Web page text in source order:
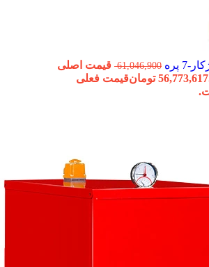
61,046,900 قیمت اصلی
56,773,617 تومانقیمت فعلی